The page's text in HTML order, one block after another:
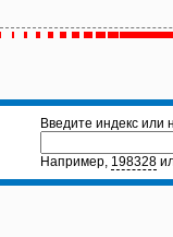
Введите индекс или
Например, 198328